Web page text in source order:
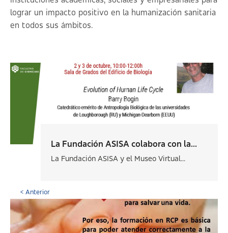
lograr un impacto positivo en la humanización sanitaria
en todos sus ámbitos.
La Fundación ASISA colabora con la...
La Fundación ASISA y el Museo Virtual...
< Anterior